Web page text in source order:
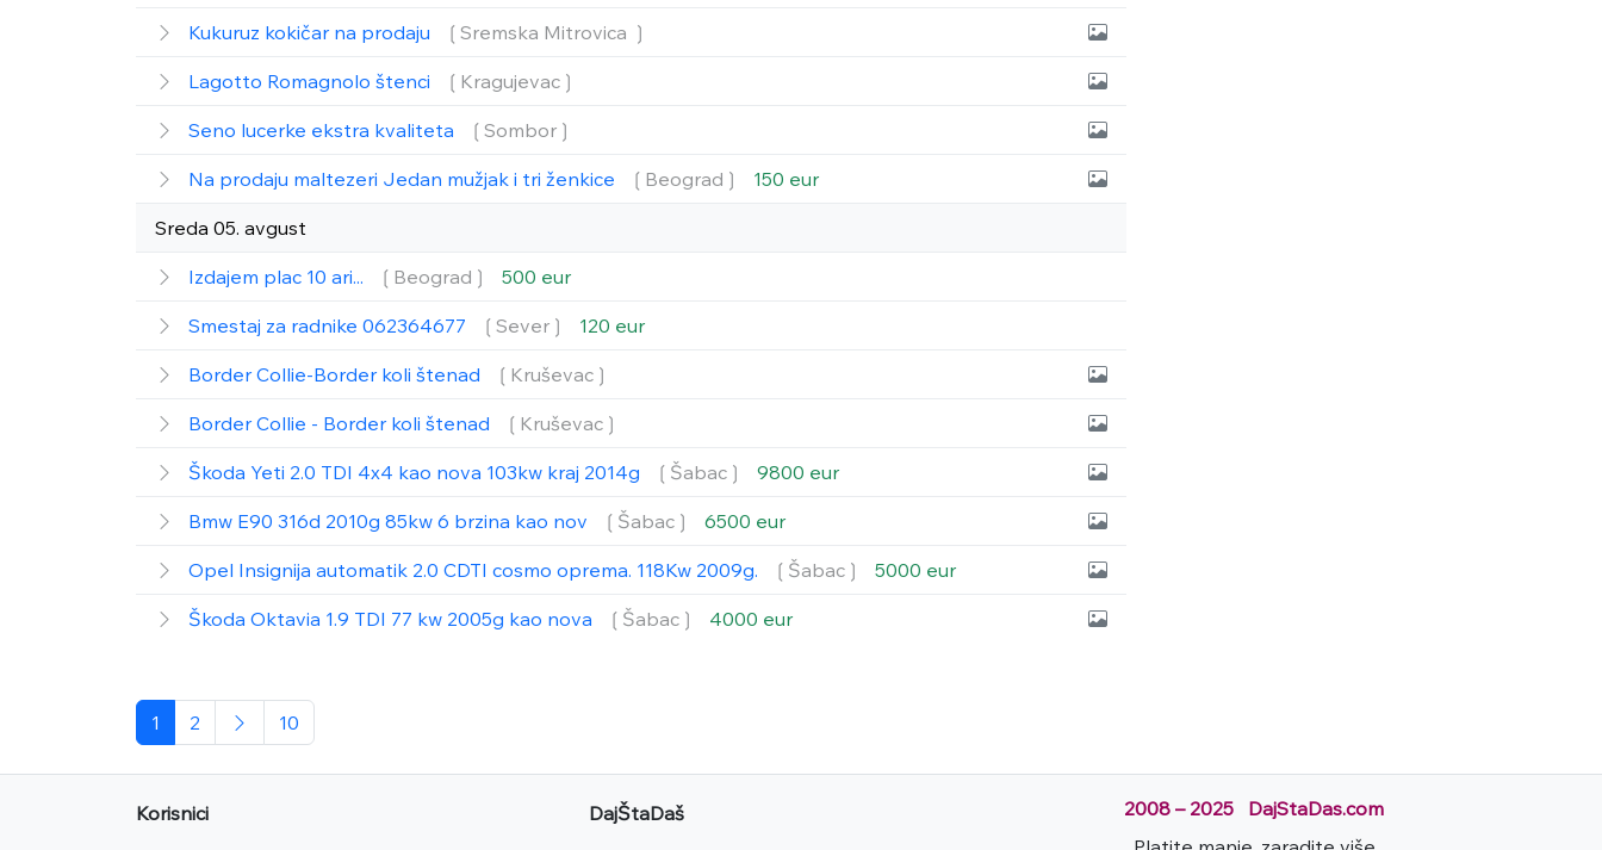
Kukuruz kokičar na prodaju ❲Sremska Mitrovica ❳
Lagotto Romagnolo štenci ❲Kragujevac❳
Seno lucerke ekstra kvaliteta ❲Sombor❳
Na prodaju maltezeri Jedan mužjak i tri ženkice ❲Beograd❳ 150 eur
Sreda 05. avgust
Izdajem plac 10 ari... ❲Beograd❳ 500 eur
Smestaj za radnike 062364677 ❲Sever❳ 120 eur
Border Collie-Border koli štenad ❲Kruševac❳
Border Collie - Border koli štenad ❲Kruševac❳
Škoda Yeti 2.0 TDI 4x4 kao nova 103kw kraj 2014g ❲Šabac❳ 9800 eur
Bmw E90 316d 2010g 85kw 6 brzina kao nov ❲Šabac❳ 6500 eur
Opel Insignija automatik 2.0 CDTI cosmo oprema. 118Kw 2009g. ❲Šabac❳ 5000 eur
Škoda Oktavia 1.9 TDI 77 kw 2005g kao nova ❲Šabac❳ 4000 eur
1 2 10
Korisnici
DajŠtaDaš
2008 – 2025 DajStaDas.com